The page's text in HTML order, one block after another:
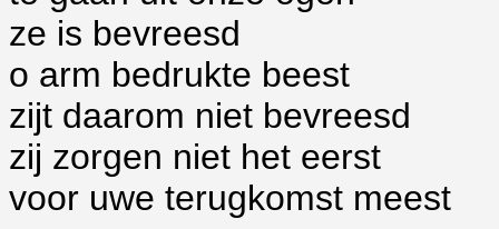
ze is bevreesd
o arm bedrukte beest
zijt daarom niet bevreesd
zij zorgen niet het eerst
voor uwe terugkomst meest